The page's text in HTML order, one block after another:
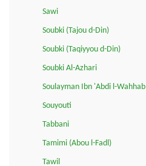
Sawi
Soubki (Tajou d-Din)
Soubki (Taqiyyou d-Din)
Soubki Al-Azhari
Soulayman Ibn 'Abdi l-Wahhab
Souyouti
Tabbani
Tamimi (Abou l-Fadl)
Tawil